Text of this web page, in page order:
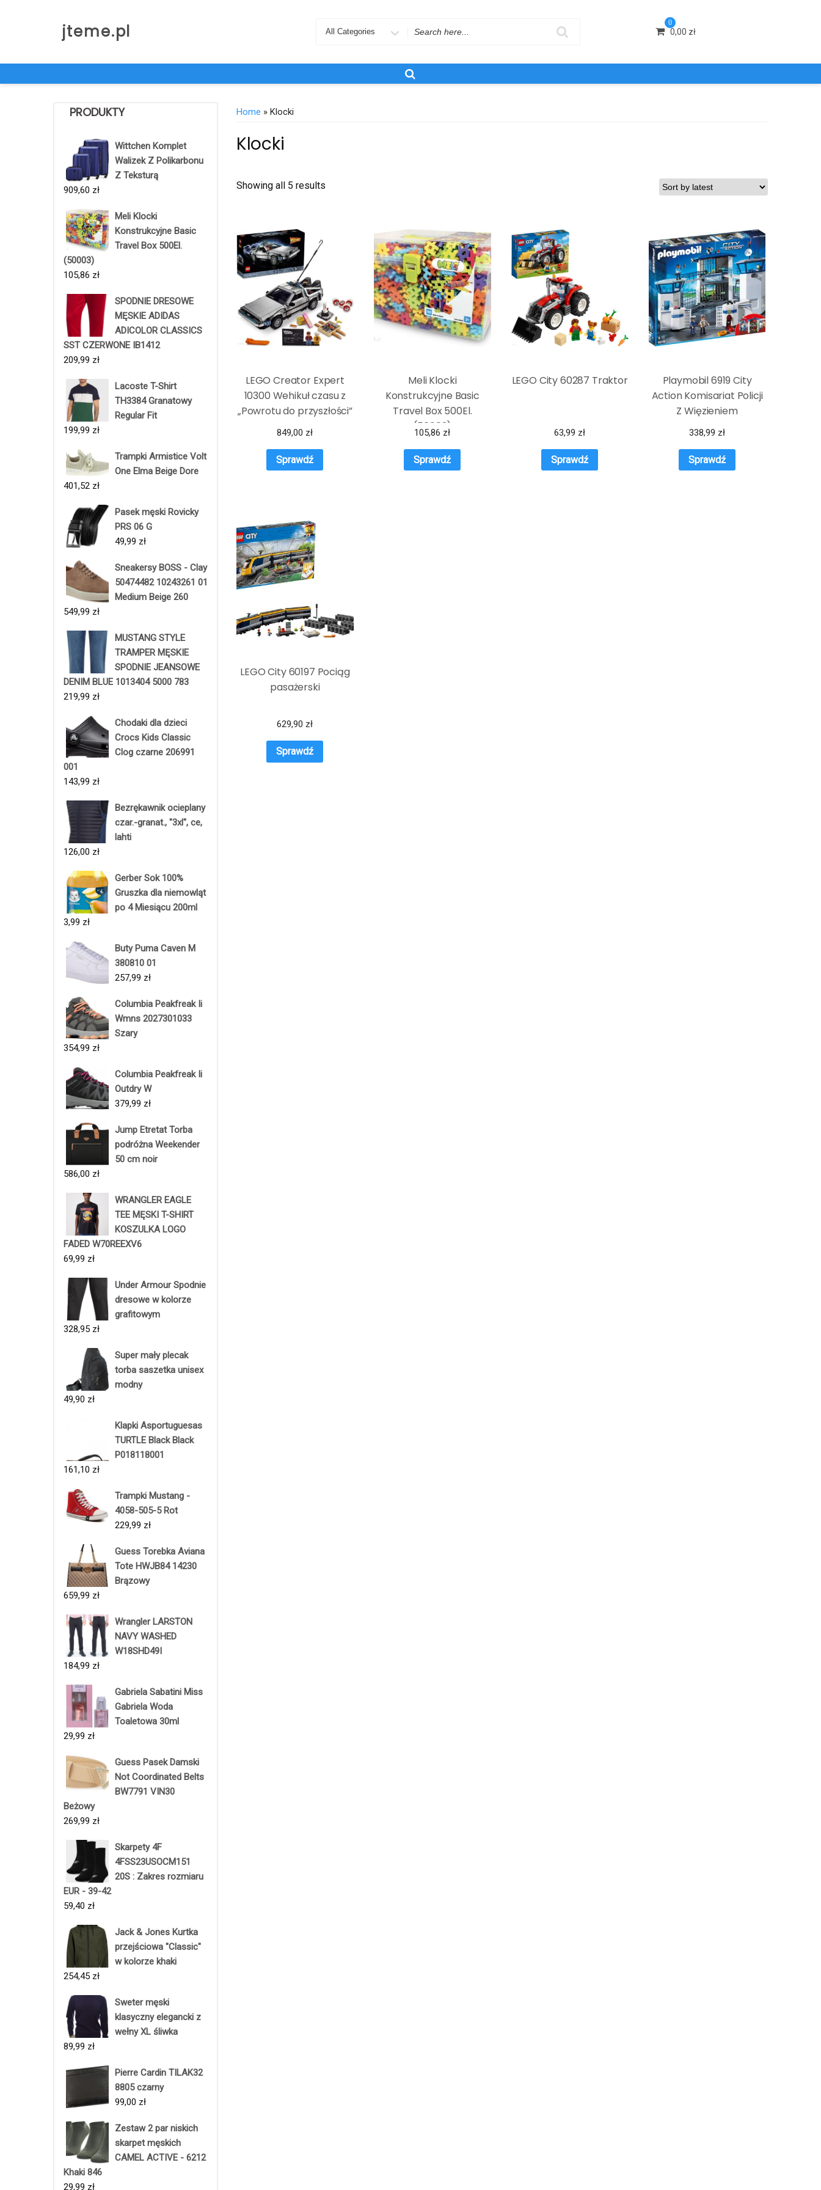
jteme.pl
Search
0
0,00 zł
PRODUKTY
Wittchen Komplet
Walizek Z Polikarbonu
Z Teksturą
909,60 zł
Meli Klocki
Konstrukcyjne Basic
Travel Box 500El.
(50003)
105,86 zł
SPODNIE DRESOWE
MĘSKIE ADIDAS
ADICOLOR CLASSICS
SST CZERWONE IB1412
209,99 zł
Lacoste T-Shirt
TH3384 Granatowy
Regular Fit
199,99 zł
Trampki Armistice Volt
One Elma Beige Dore
401,52 zł
Pasek męski Rovicky
PRS 06 G
49,99 zł
Sneakersy BOSS - Clay
50474482 10243261 01
Medium Beige 260
549,99 zł
MUSTANG STYLE
TRAMPER MĘSKIE
SPODNIE JEANSOWE
DENIM BLUE 1013404 5000 783
219,99 zł
Chodaki dla dzieci
Crocs Kids Classic
Clog czarne 206991
001
143,99 zł
Bezrękawnik ocieplany
czar.-granat., "3xl", ce,
lahti
126,00 zł
Gerber Sok 100%
Gruszka dla niemowląt
po 4 Miesiącu 200ml
3,99 zł
Buty Puma Caven M
380810 01
257,99 zł
Columbia Peakfreak Ii
Wmns 2027301033
Szary
354,99 zł
Columbia Peakfreak Ii
Outdry W
379,99 zł
Jump Etretat Torba
podróżna Weekender
50 cm noir
586,00 zł
WRANGLER EAGLE
TEE MĘSKI T-SHIRT
KOSZULKA LOGO
FADED W70REEXV6
69,99 zł
Under Armour Spodnie
dresowe w kolorze
grafitowym
328,95 zł
Super mały plecak
torba saszetka unisex
modny
49,90 zł
Klapki Asportuguesas
TURTLE Black Black
P018118001
161,10 zł
Trampki Mustang -
4058-505-5 Rot
229,99 zł
Guess Torebka Aviana
Tote HWJB84 14230
Brązowy
659,99 zł
Wrangler LARSTON
NAVY WASHED
W18SHD49I
184,99 zł
Gabriela Sabatini Miss
Gabriela Woda
Toaletowa 30ml
29,99 zł
Guess Pasek Damski
Not Coordinated Belts
BW7791 VIN30
Beżowy
269,99 zł
Skarpety 4F
4FSS23USOCM151
20S : Zakres rozmiaru
EUR - 39-42
59,40 zł
Jack & Jones Kurtka
przejściowa "Classic"
w kolorze khaki
254,45 zł
Sweter męski
klasyczny elegancki z
wełny XL śliwka
89,99 zł
Pierre Cardin TILAK32
8805 czarny
99,00 zł
Zestaw 2 par niskich
skarpet męskich
CAMEL ACTIVE - 6212
Khaki 846
29,99 zł
Home » Klocki
Klocki
Showing all 5 results
LEGO Creator Expert
10300 Wehikuł czasu z
„Powrotu do przyszłości”
849,00 zł
Sprawdź
Meli Klocki
Konstrukcyjne Basic
Travel Box 500El.
(50003)
105,86 zł
Sprawdź
LEGO City 60287 Traktor
63,99 zł
Sprawdź
Playmobil 6919 City
Action Komisariat Policji
Z Więzieniem
338,99 zł
Sprawdź
LEGO City 60197 Pociąg
pasażerski
629,90 zł
Sprawdź